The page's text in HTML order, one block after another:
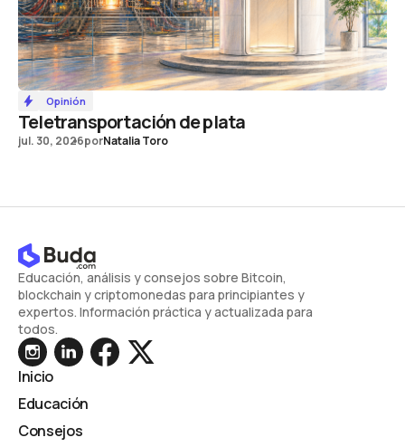
Opinión
Teletransportación de plata
jul. 30, 2026porNatalia Toro
Educación, análisis y consejos sobre Bitcoin,
blockchain y criptomonedas para principiantes y
expertos. Información práctica y actualizada para
todos.
Inicio
Educación
Consejos